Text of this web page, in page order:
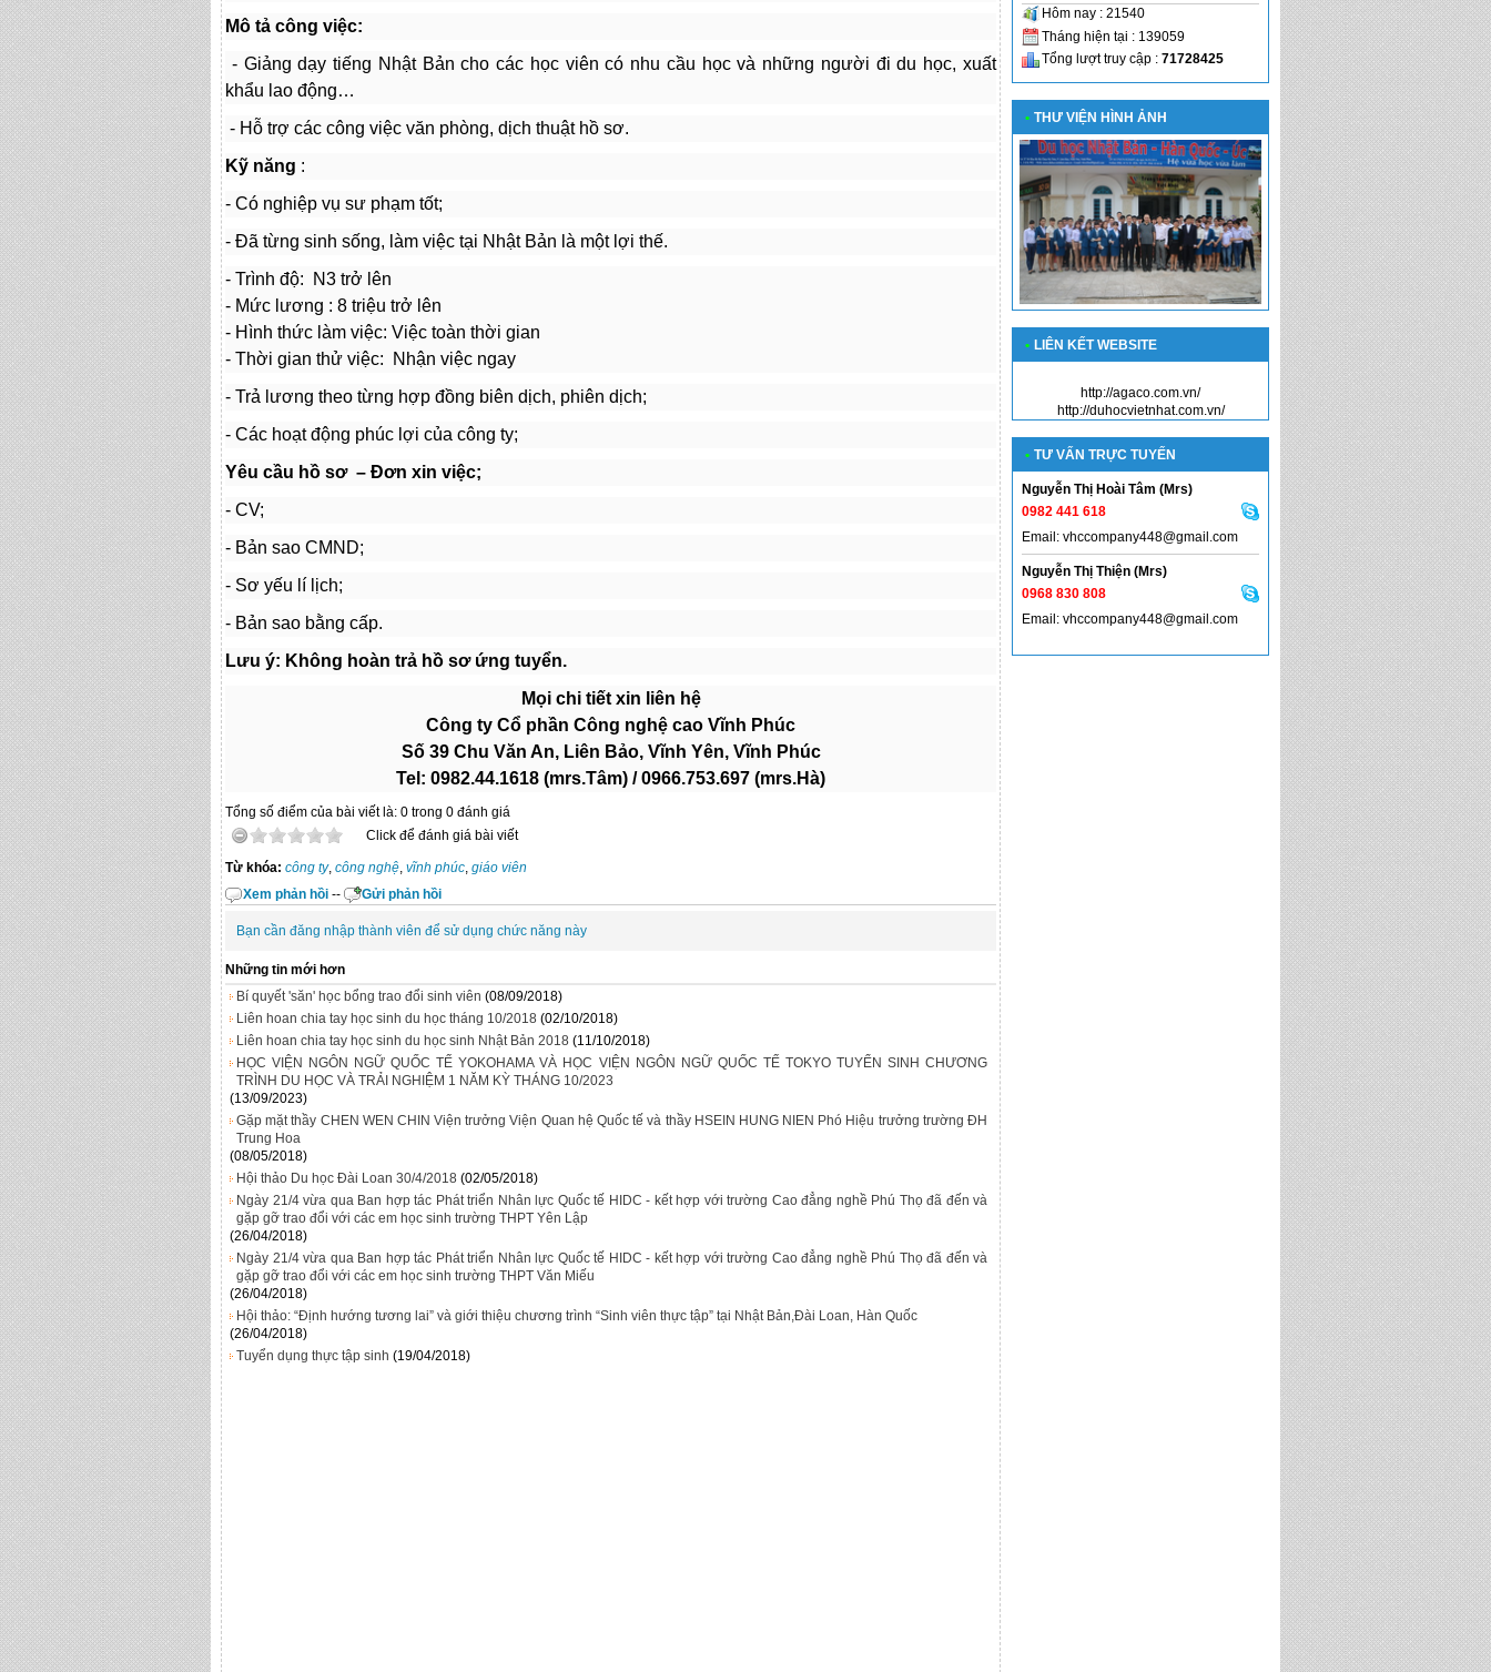
Mô tả công việc:
- Giảng dạy tiếng Nhật Bản cho các học viên có nhu cầu học và những người đi du học, xuất
khẩu lao động…
- Hỗ trợ các công việc văn phòng, dịch thuật hồ sơ.
Kỹ năng :
- Có nghiệp vụ sư phạm tốt;
- Đã từng sinh sống, làm việc tại Nhật Bản là một lợi thế.
- Trình độ: N3 trở lên
- Mức lương : 8 triệu trở lên
- Hình thức làm việc: Việc toàn thời gian
- Thời gian thử việc: Nhận việc ngay
- Trả lương theo từng hợp đồng biên dịch, phiên dịch;
- Các hoạt động phúc lợi của công ty;
Yêu cầu hồ sơ – Đơn xin việc;
- CV;
- Bản sao CMND;
- Sơ yếu lí lịch;
- Bản sao bằng cấp.
Lưu ý: Không hoàn trả hồ sơ ứng tuyển.
Mọi chi tiết xin liên hệ
Công ty Cổ phần Công nghệ cao Vĩnh Phúc
Số 39 Chu Văn An, Liên Bảo, Vĩnh Yên, Vĩnh Phúc
Tel: 0982.44.1618 (mrs.Tâm) / 0966.753.697 (mrs.Hà)
Tổng số điểm của bài viết là: 0 trong 0 đánh giá
Click để đánh giá bài viết
Từ khóa: công ty, công nghệ, vĩnh phúc, giáo viên
Xem phản hồi -- Gửi phản hồi
Bạn cần đăng nhập thành viên để sử dụng chức năng này
Những tin mới hơn
Bí quyết 'săn' học bổng trao đổi sinh viên (08/09/2018)
Liên hoan chia tay học sinh du học tháng 10/2018 (02/10/2018)
Liên hoan chia tay học sinh du học sinh Nhật Bản 2018 (11/10/2018)
HỌC VIỆN NGÔN NGỮ QUỐC TẾ YOKOHAMA VÀ HỌC VIỆN NGÔN NGỮ QUỐC TẾ TOKYO TUYỂN SINH CHƯƠNG
TRÌNH DU HỌC VÀ TRẢI NGHIỆM 1 NĂM KỲ THÁNG 10/2023
(13/09/2023)
Gặp mặt thầy CHEN WEN CHIN Viện trưởng Viện Quan hệ Quốc tế và thầy HSEIN HUNG NIEN Phó Hiệu trưởng trường ĐH
Trung Hoa
(08/05/2018)
Hội thảo Du học Đài Loan 30/4/2018 (02/05/2018)
Ngày 21/4 vừa qua Ban hợp tác Phát triển Nhân lực Quốc tế HIDC - kết hợp với trường Cao đẳng nghề Phú Thọ đã đến và
gặp gỡ trao đổi với các em học sinh trường THPT Yên Lập
(26/04/2018)
Ngày 21/4 vừa qua Ban hợp tác Phát triển Nhân lực Quốc tế HIDC - kết hợp với trường Cao đẳng nghề Phú Thọ đã đến và
gặp gỡ trao đổi với các em học sinh trường THPT Văn Miếu
(26/04/2018)
Hội thảo: “Định hướng tương lai” và giới thiệu chương trình “Sinh viên thực tập” tại Nhật Bản,Đài Loan, Hàn Quốc
(26/04/2018)
Tuyển dụng thực tập sinh (19/04/2018)
Hôm nay : 21540
Tháng hiện tại : 139059
Tổng lượt truy cập : 71728425
• THƯ VIỆN HÌNH ẢNH
• LIÊN KẾT WEBSITE
http://agaco.com.vn/
http://duhocvietnhat.com.vn/
• TƯ VẤN TRỰC TUYẾN
Nguyễn Thị Hoài Tâm (Mrs)
0982 441 618
Email: vhccompany448@gmail.com
Nguyễn Thị Thiện (Mrs)
0968 830 808
Email: vhccompany448@gmail.com